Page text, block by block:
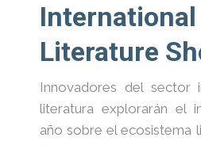
International
Literature
Innovadores del sector
literatura explorarán el
año sobre el ecosistema